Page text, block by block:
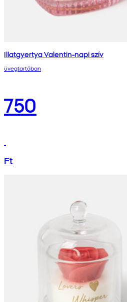
Illatgyertya Valentin-napi szív
üvegtartóban
750
Ft